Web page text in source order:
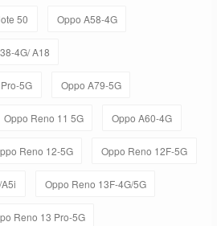
50 Oppo A58-4G
4G/ A18
5G Oppo A79-5G
Oppo Reno 11 5G Oppo A60-4G
Reno 12-5G Oppo Reno 12F-5G
Oppo Reno 13F-4G/5G
Reno 13 Pro-5G